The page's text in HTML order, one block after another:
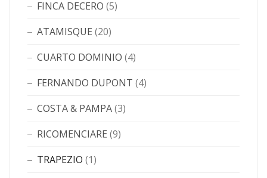
FINCA DECERO (5)
ATAMISQUE (20)
CUARTO DOMINIO (4)
FERNANDO DUPONT (4)
COSTA & PAMPA(3)
RICOMENCIARE (9)
TRAPEZIO (1)